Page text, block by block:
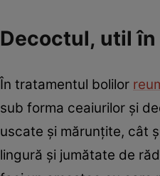
Decoctul, util
În tratamentul bolilor
sub forma ceaiurilor şi
uscate şi mărunţite, cât
lingură şi jumătate de